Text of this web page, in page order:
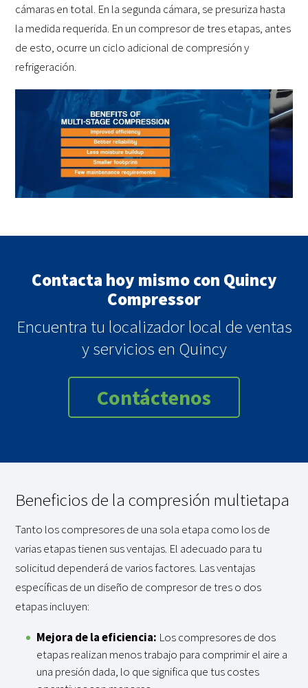
cámaras en total. En la segunda cámara, se presuriza hasta
la medida requerida. En un compresor de tres etapas, antes
de esto, ocurre un ciclo adicional de compresión y
refrigeración.
Contacta hoy mismo con Quincy
Compressor
Encuentra tu localizador local de ventas
y servicios en Quincy
Contáctenos
Beneficios de la compresión multietapa
Tanto los compresores de una sola etapa como los de
varias etapas tienen sus ventajas. El adecuado para tu
solicitud dependerá de varios factores. Las ventajas
específicas de un diseño de compresor de tres o dos
etapas incluyen:
Mejora de la eficiencia: Los compresores de dos
etapas realizan menos trabajo para comprimir el aire a
una presión dada, lo que significa que tus costes